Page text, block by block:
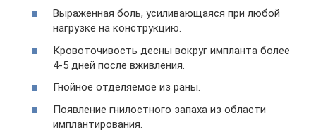
Выраженная боль, усиливающаяся при любой
нагрузке на конструкцию.
Кровоточивость десны вокруг импланта более
4-5 дней после вживления.
Гнойное отделяемое из раны.
Появление гнилостного запаха из области
имплантирования.